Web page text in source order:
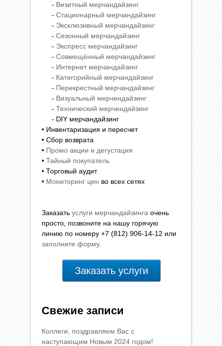
- Визитный мерчандайзинг
- Стационарный мерчандайзинг
- Эксклюзивный мерчандайзинг
- Сезонный мерчандайзинг
- Экспресс мерчандайзинг
- Совмещённый мерчандайзинг
- Интернет мерчандайзинг
- Категорийный мерчандайзинг
- Перекрестный мерчандайзинг
- Визуальный мерчендайзинг
- Технический мерчендайзинг
- DIY мерчандайзинг
• Инвентаризация и пересчет
• Сбор возврата
• Промо акции и дегустация
• Тайный покупатель
• Торговый аудит
• Мониторинг цен во всех сетях
Заказать услуги мерчандайзинга очень
просто, позвоните на нашу горячую
линию по номеру +7 (812) 906-14-12 или
заполните форму.
Заказать услуги
Свежие записи
Коллеги, поздравляем Вас с
наступающим Новым 2024 годом!